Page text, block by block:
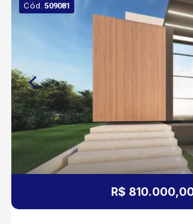
Cód.509081
R$